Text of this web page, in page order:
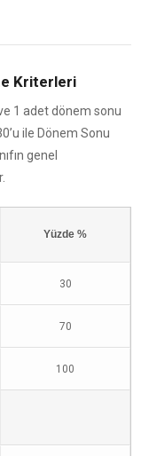
Kriterleri
1 adet dönem sonu
ile Dönem Sonu
genel
Yüzde %
30
70
100